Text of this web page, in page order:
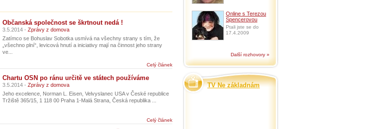
Občanská společnost se škrtnout nedá !
3.5.2014 - Zprávy z domova
Zatímco se Bohuslav Sobotka usmívá na všechny strany s tím, že
„všechno plní“, levicová hnutí a iniciativy mají na činnost jeho strany
ve...
Celý článek
Chartu OSN po ránu určitě ve státech používáme
3.5.2014 - Zprávy z domova
Jeho excelence, Norman L. Eisen, Velvyslanec USA v České republice
Tržiště 365/15, 1 118 00 Praha 1-Malá Strana, Česká republika ...
Celý článek
Online s Terezou
Spencerovou
Ptali jste se do
17.4.2009
Další rozhovory »
TV Ne základnám